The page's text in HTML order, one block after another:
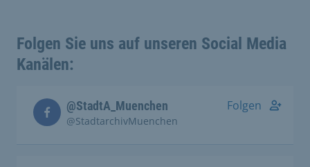
Folgen Sie uns auf unseren Social Media
Kanälen:
@StadtA_Muenchen
@StadtarchivMuenchen
Folgen